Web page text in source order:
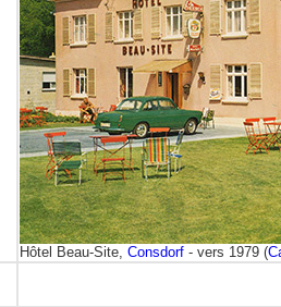
Hôtel Beau-Site, Consdorf - vers 1979 (